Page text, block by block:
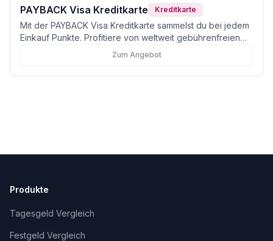
PAYBACK Visa Kreditkarte Kreditkarte
Mit der PAYBACK Visa Kreditkarte sammelst du bei jedem
Einkauf Punkte. Profitiere von weltweit gebührenfreien
Zahlungen und kostenloser Bargeldabhebung im Ausland.
Zum Angebot
Produkte
Tagesgeld Vergleich
Festgeld Vergleich